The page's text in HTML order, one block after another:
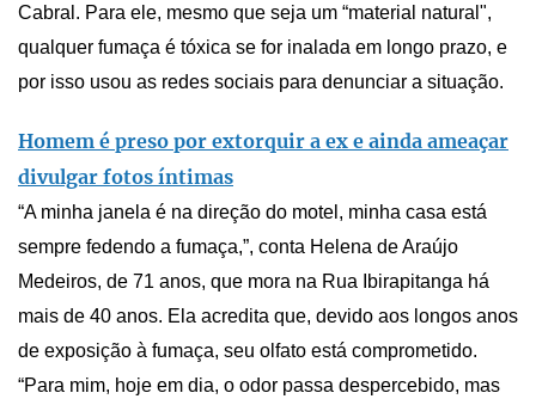
Cabral. Para ele, mesmo que seja um “material natural",
qualquer fumaça é tóxica se for inalada em longo prazo, e
por isso usou as redes sociais para denunciar a situação.
Homem é preso por extorquir a ex e ainda ameaçar
divulgar fotos íntimas
“A minha janela é na direção do motel, minha casa está
sempre fedendo a fumaça,”, conta Helena de Araújo
Medeiros, de 71 anos, que mora na Rua Ibirapitanga há
mais de 40 anos. Ela acredita que, devido aos longos anos
de exposição à fumaça, seu olfato está comprometido.
“Para mim, hoje em dia, o odor passa despercebido, mas